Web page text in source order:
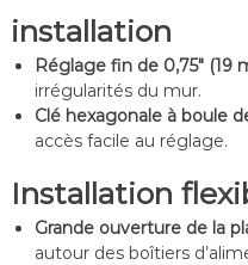
installation
Réglage fin de 0,75″ (19
irrégularités du mur.
Clé hexagonale à boule
accès facile au réglage.
Installation
Grande ouverture de la
autour des boîtiers